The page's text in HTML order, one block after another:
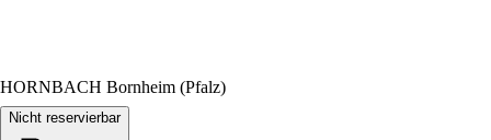
HORNBACH Bornheim (Pfalz)
Nicht reservierbar